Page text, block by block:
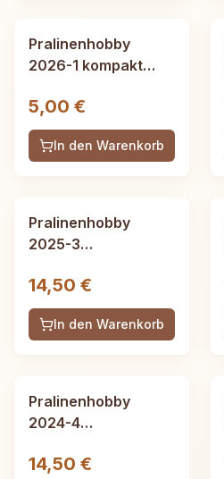
Pralinenhobby
2026-1 kompakt
8 Seiten, kostenlos
im Abo bis nächste
Ausgabe erscheint
5,00 €
In den Warenkorb
Pralinenhobby
2025-3
Seiten
14,50 €
In den Warenkorb
Pralinenhobby
2024-4
Seiten
14,50 €